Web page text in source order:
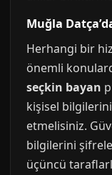
Muğla
Herhangi bir
önemli
seçkin bayan
kişisel
etmelisiniz.
bilgilerini
üçüncü